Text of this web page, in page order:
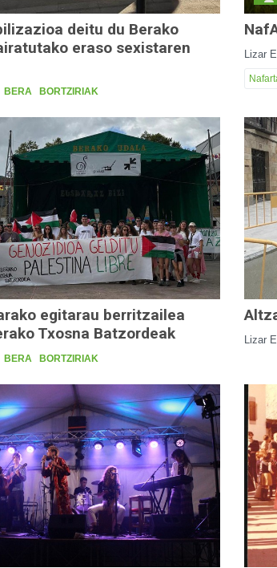
deitu du Berako
eraso sexistaren
BERA BORTZIRIAK
Lizar
egitarau berritzailea
Txosna Batzordeak
BERA BORTZIRIAK
Lizar